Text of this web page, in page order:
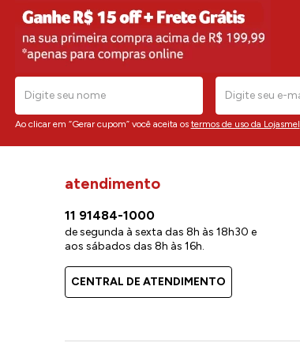
Ao clicar em “Gerar cupom” você aceita os termos de uso da Lojasmel
atendimento
11 91484-1000
de segunda à sexta das 8h às 18h30 e
aos sábados das 8h às 16h.
CENTRAL DE ATENDIMENTO